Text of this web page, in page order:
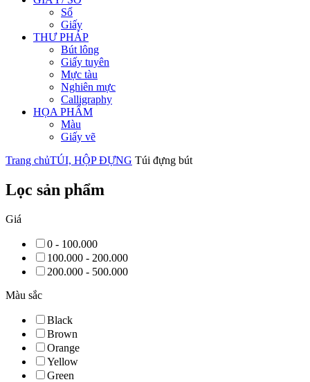
Sổ
Giấy
THƯ PHÁP
Bút lông
Giấy tuyên
Mực tàu
Nghiên mực
Calligraphy
HỌA PHẨM
Màu
Giấy vẽ
Trang chủTÚI, HỘP ĐỰNG Túi đựng bút
Lọc sản phẩm
Giá
0 - 100.000
100.000 - 200.000
200.000 - 500.000
Màu sắc
Black
Brown
Orange
Yellow
Green